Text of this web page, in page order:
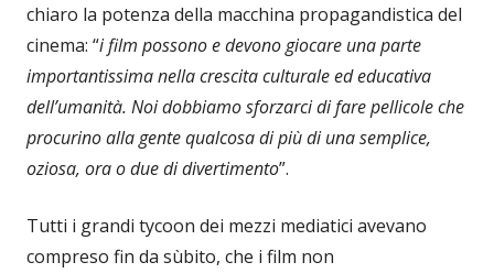
chiaro la potenza della macchina propagandistica del
cinema: “i film possono e devono giocare una parte
importantissima nella crescita culturale ed educativa
dell’umanità. Noi dobbiamo sforzarci di fare pellicole che
procurino alla gente qualcosa di più di una semplice,
oziosa, ora o due di divertimento”.
Tutti i grandi tycoon dei mezzi mediatici avevano
compreso fin da sùbito, che i film non